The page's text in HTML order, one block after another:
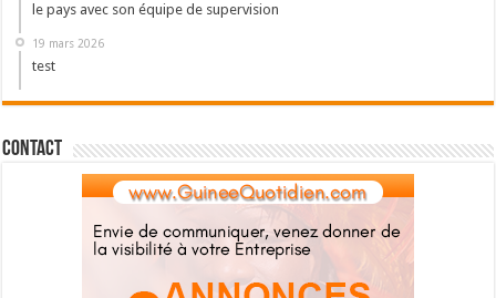
le pays avec son équipe de supervision
19 mars 2026
test
Contact